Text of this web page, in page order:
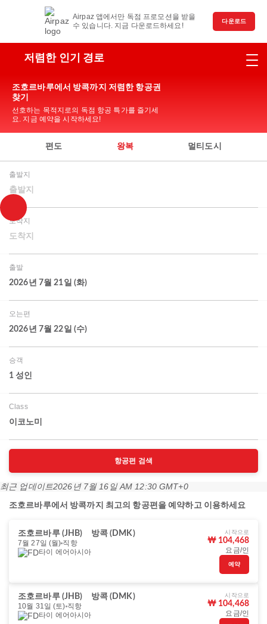
Airpaz 앱에서만 독점 프로모션을 받을
수 있습니다. 지금 다운로드하세요!
다운로드
저렴한 인기 경로
조호르바루에서 방콕까지 저렴한 항공권
찾기
선호하는 목적지로의 독점 항공 특가를 즐기세
요. 지금 예약을 시작하세요!
편도 왕복 멀티도시
출발지
출발지
도착지
도착지
출발
2026년 7월 21일 (화)
오는편
2026년 7월 22일 (수)
승객
1 성인
Class
이코노미
항공편 검색
최근 업데이트2026년 7월 16일 AM 12:30 GMT+0
조호르바루에서 방콕까지 최고의 항공편을 예약하고 이용하세요
조호르바루 (JHB)
방콕 (DMK)
7월 27일 (월) 직항
타이 에어아시아
시작으로
₩ 104,468
요금/인
예약
조호르바루 (JHB)
방콕 (DMK)
10월 31일 (토) 직항
타이 에어아시아
시작으로
₩ 104,468
요금/인